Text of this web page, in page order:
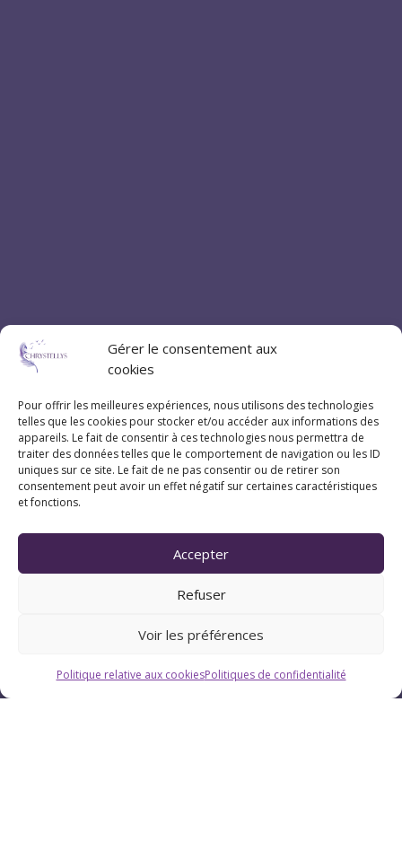
Gérer le consentement aux
cookies
Pour offrir les meilleures expériences, nous utilisons des technologies
telles que les cookies pour stocker et/ou accéder aux informations des
appareils. Le fait de consentir à ces technologies nous permettra de
traiter des données telles que le comportement de navigation ou les ID
uniques sur ce site. Le fait de ne pas consentir ou de retirer son
consentement peut avoir un effet négatif sur certaines caractéristiques
et fonctions.
Accepter
Refuser
Voir les préférences
Politique relative aux cookiesPolitiques de confidentialité
Coordonnées
07 83 20 79 47